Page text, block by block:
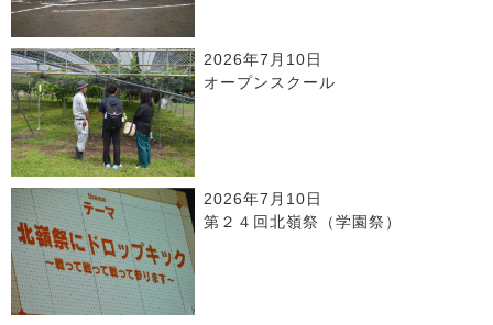
2026年7月10日
オープンスクール
2026年7月10日
第２４回北嶺祭（学園祭）